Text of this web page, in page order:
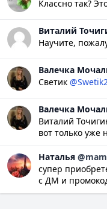
Классно так?
Виталий
Научите,
Валечка
Светик
Валечка
Виталий
вот только уже
Наталья
супер
с ДМ и